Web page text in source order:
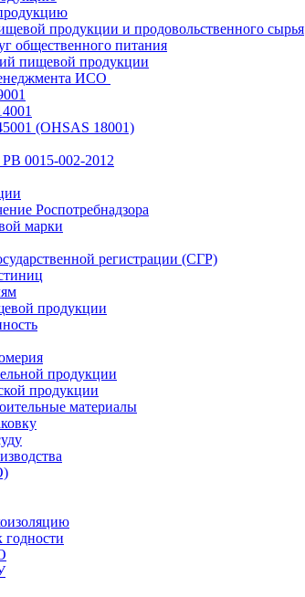
продукции и продовольственного сырья
общественного питания
пищевой продукции
ИСО
(OHSAS 18001)
0015-002-2012
Роспотребнадзора
марки
регистрации (СГР)
продукции
продукции
продукции
материалы